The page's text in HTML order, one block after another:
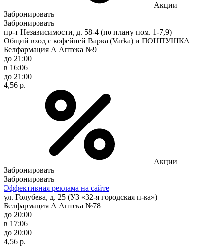
Акции
Забронировать
Забронировать
пр-т Независимости, д. 58-4 (по плану пом. 1-7,9)
Общий вход с кофейней Варка (Varka) и ПОНПУШКА
Белфармация А Аптека №9
до 21:00
в 16:06
до 21:00
4,56 р.
Акции
Забронировать
Забронировать
Эффективная реклама на сайте
ул. Голубева, д. 25 (УЗ «32-я городская п-ка»)
Белфармация А Аптека №78
до 20:00
в 17:06
до 20:00
4,56 р.